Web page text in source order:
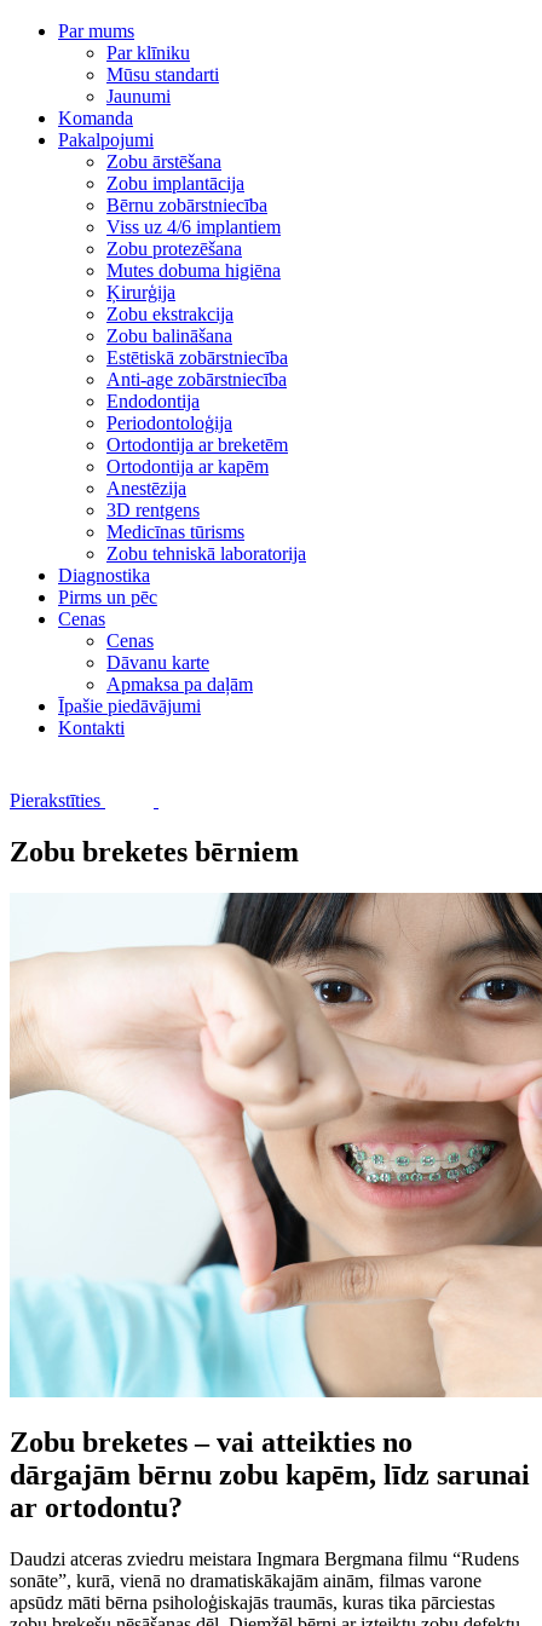
Par mums
Par klīniku
Mūsu standarti
Jaunumi
Komanda
Pakalpojumi
Zobu ārstēšana
Zobu implantācija
Bērnu zobārstniecība
Viss uz 4/6 implantiem
Zobu protezēšana
Mutes dobuma higiēna
Ķirurģija
Zobu ekstrakcija
Zobu balināšana
Estētiskā zobārstniecība
Anti-age zobārstniecība
Endodontija
Periodontoloģija
Ortodontija ar breketēm
Ortodontija ar kapēm
Anestēzija
3D rentgens
Medicīnas tūrisms
Zobu tehniskā laboratorija
Diagnostika
Pirms un pēc
Cenas
Cenas
Dāvanu karte
Apmaksa pa daļām
Īpašie piedāvājumi
Kontakti
Pierakstīties
Zobu breketes bērniem
Zobu breketes – vai atteikties no
dārgajām bērnu zobu kapēm, līdz sarunai
ar ortodontu?
Daudzi atceras zviedru meistara Ingmara Bergmana filmu “Rudens
sonāte”, kurā, vienā no dramatiskākajām ainām, filmas varone
apsūdz māti bērna psiholoģiskajās traumās, kuras tika pārciestas